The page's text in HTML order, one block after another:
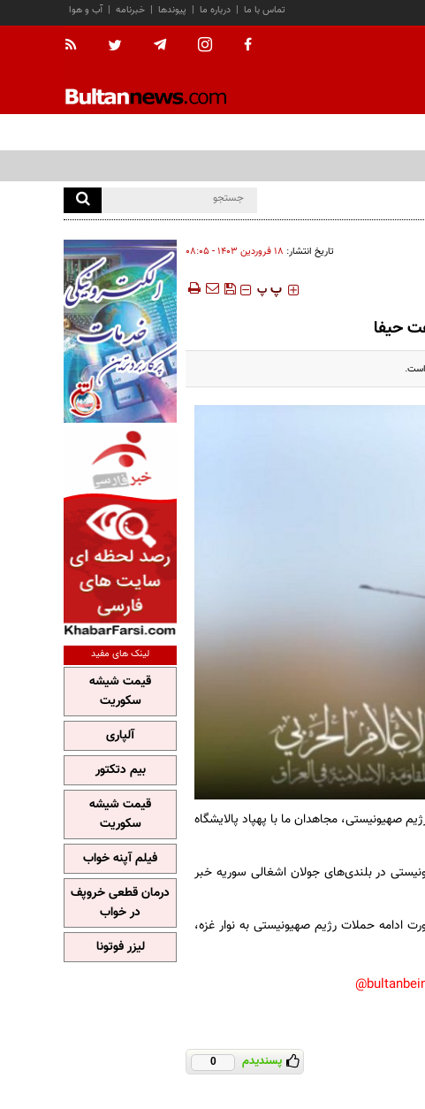
آب و هوا | خبرنامه | پیوندها | درباره ما | تماس با ما
تاریخ انتشار: ۱۸ فروردين ۱۴۰۳ - ۰۸:۰۵
‍‍‍ پ پ
حیفا
است.
صهیونیستی، مجاهدان ما با پهپاد پالایشگاه
در بلندی‌های جولان اشغالی سوریه خبر
حملات رژیم صهیونیستی به نوار غزه،
پسندیدم 0
لینک های مفید
قیمت شیشه
سکوریت
آلپاری
بیم دتکتور
قیمت شیشه
سکوریت
فیلم آپنه خواب
درمان قطعی خروپف
در خواب
لیزر فوتونا